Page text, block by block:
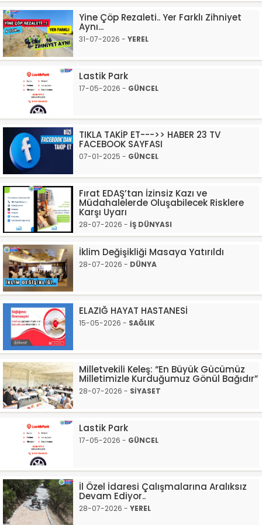
Yine Çöp Rezaleti.. Yer Farklı Zihniyet
Aynı...
31-07-2026 - YEREL
Lastik Park
17-05-2026 - GÜNCEL
TIKLA TAKİP ET--->> HABER 23 TV
FACEBOOK SAYFASI
07-01-2025 - GÜNCEL
Fırat EDAŞ’tan İzinsiz Kazı ve
Müdahalelerde Oluşabilecek Risklere
Karşı Uyarı
28-07-2026 - İŞ DÜNYASI
İklim Değişikliği Masaya Yatırıldı
28-07-2026 - DÜNYA
ELAZIĞ HAYAT HASTANESİ
15-05-2026 - SAĞLIK
Milletvekili Keleş: “En Büyük Gücümüz
Milletimizle Kurduğumuz Gönül Bağıdır”
28-07-2026 - SİYASET
Lastik Park
17-05-2026 - GÜNCEL
İl Özel İdaresi Çalışmalarına Aralıksız
Devam Ediyor..
28-07-2026 - YEREL